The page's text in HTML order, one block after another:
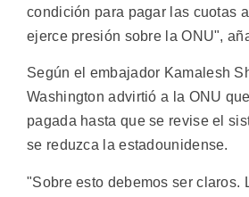
condición para pagar las cuotas
ejerce presión sobre la ONU",
Según el embajador Kamalesh
Washington advirtió a la ONU
pagada hasta que se revise el
se reduzca la estadounidense.
"Sobre esto debemos ser claros.